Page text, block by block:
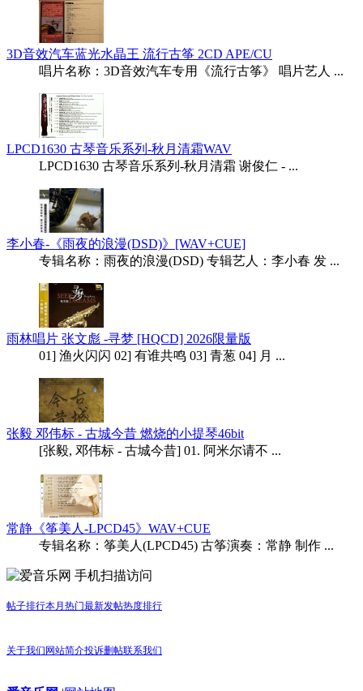
3D音效汽车蓝光水晶王 流行古筝 2CD APE/CU
唱片名称：3D音效汽车专用《流行古筝》 唱片艺人 ...
LPCD1630 古琴音乐系列-秋月清霜WAV
LPCD1630 古琴音乐系列-秋月清霜 谢俊仁 - ...
李小春-《雨夜的浪漫(DSD)》[WAV+CUE]
专辑名称：雨夜的浪漫(DSD) 专辑艺人：李小春 发 ...
雨林唱片 张文彪 -寻梦 [HQCD] 2026限量版
01] 渔火闪闪 02] 有谁共鸣 03] 青葱 04] 月 ...
张毅 邓伟标 - 古城今昔 燃烧的小提琴46bit
[张毅, 邓伟标 - 古城今昔] 01. 阿米尔请不 ...
常静《筝美人-LPCD45》WAV+CUE
专辑名称：筝美人(LPCD45) 古筝演奏：常静 制作 ...
手机扫描访问
帖子排行本月热门最新发帖热度排行
关于我们 网站简介投诉删帖联系我们